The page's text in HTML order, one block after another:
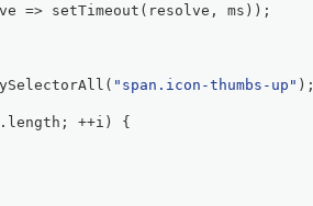
=> setTimeout (resolve, ms));
( "span.icon-thumbs-up" );
length ; ++i) {